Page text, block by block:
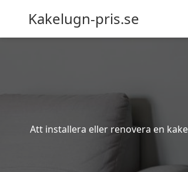
Kakelugn-pris.se
Att installera eller renovera en